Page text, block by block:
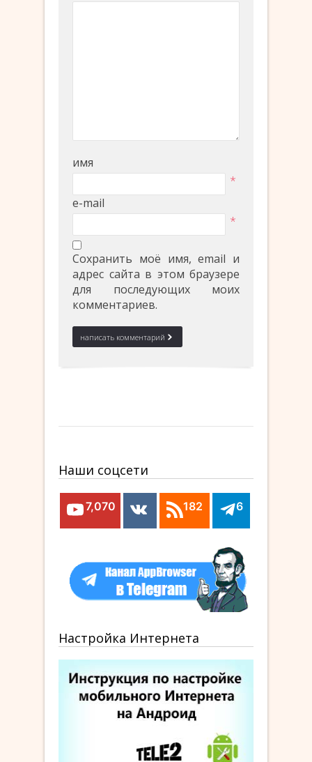
имя
*
e-mail
*
Сохранить моё имя, email и
адрес сайта в этом браузере
для последующих моих
комментариев.
Наши соцсети
7,070 182 6
Настройка Интернета